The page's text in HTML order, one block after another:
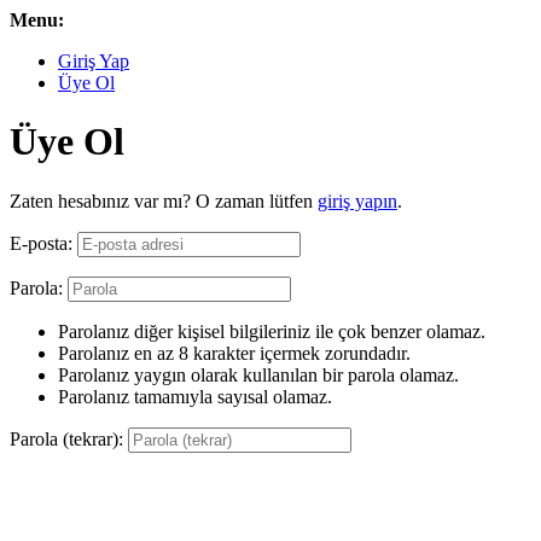
Menu:
Giriş Yap
Üye Ol
Üye Ol
Zaten hesabınız var mı? O zaman lütfen giriş yapın.
E-posta:
Parola:
Parolanız diğer kişisel bilgileriniz ile çok benzer olamaz.
Parolanız en az 8 karakter içermek zorundadır.
Parolanız yaygın olarak kullanılan bir parola olamaz.
Parolanız tamamıyla sayısal olamaz.
Parola (tekrar):